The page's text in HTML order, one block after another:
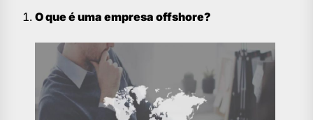
O que é uma empresa offshore?